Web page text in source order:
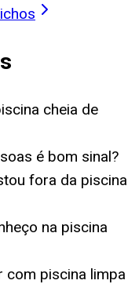
cheia de
é bom sinal?
fora da piscina
na piscina
com piscina limpa